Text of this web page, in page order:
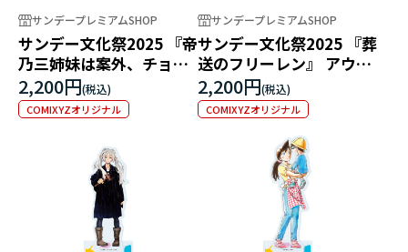
サンデープレミアムSHOP
サンデー文化祭2025 『帝
乃三姉妹は案外、チョロ
い。』 アクリルスタンド
2,200円
COMIXYZオリジナル
サンデープレミアムSHOP
サンデー文化祭2025 『葬
送のフリーレン』 アウラ
アクリルスタンド
2,200円
COMIXYZオリジナル